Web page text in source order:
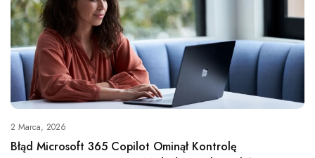
2 Marca, 2026
Błąd Microsoft 365 Copilot Ominął Kontrolę